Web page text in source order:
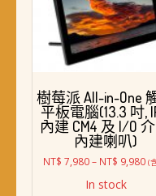
樹莓派 All-in-One
平板電腦(13.3 吋,
內建 CM4 及 I/O
內建喇叭)
NT$ 7,980– NT$ 9,980價
(
In stock